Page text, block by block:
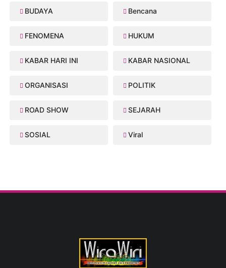
BUDAYA Bencana
FENOMENA HUKUM
KABAR HARI INI KABAR NASIONAL
ORGANISASI POLITIK
ROAD SHOW SEJARAH
SOSIAL Viral